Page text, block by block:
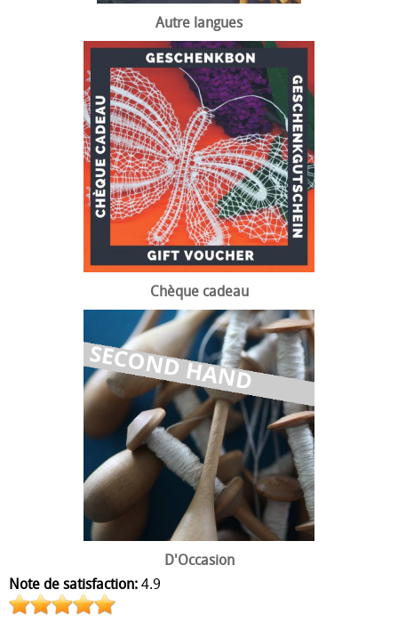
Autre langues
Chèque cadeau
D'Occasion
Note de satisfaction:4.9